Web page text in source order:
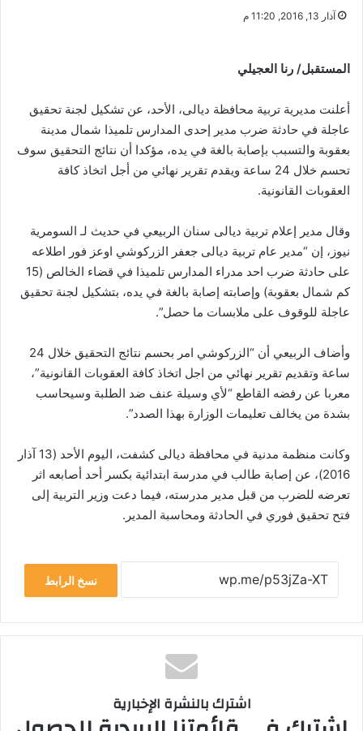
آذار 13, 2016, 11:20 م
المستقبل/ رنا العجيلي
أعلنت مديرية تربية محافظة ديالى، الأحد، عن تشكيل لجنة تحقيق
عاجلة في حادثة ضرب مدير إحدى المدارس تلميذا شمال مدينة
بعقوبة والتسبب بإصابة بالغة في يده، مؤكدا أن نتائج التحقيق سوف
تحسم خلال 24 ساعة ويقدم تقرير نهائي من أجل اتخاذ كافة
العقوبات القانونية.
وقال مدير إعلام تربية ديالى سنان الربيعي في حديث لـ السومرية
نيوز، إن “مدير عام تربية ديالى جعفر الزركوشي اوعز فور اطلاعه
على حادثة ضرب احد مدراء المدارس تلميذا في قضاء الخالص (15
كم شمال بعقوبة) وإصابته إصابة بالغة في يده، بتشكيل لجنة تحقيق
عاجلة للوقوف على ملابسات ما حصل”.
وأضاف الربيعي أن “الزركوشي امر بحسم نتائج التحقيق خلال 24
ساعة وتقديم تقرير نهائي من اجل اتخاذ كافة العقوبات القانونية”،
معربا عن رفضه القاطع “لأي وسيلة عنف ضد الطلبة وسيحاسب
بشدة من يخالف تعليمات الوزارة بهذا الصدد”.
وكانت منظمة مدنية في محافظة ديالى كشفت، اليوم الأحد (13 آذار
2016)، عن إصابة طالب في مدرسة ابتدائية بكسر أحد أصابعه اثر
تعرضه للضرب من قبل مدير مدرسته، فيما دعت وزير التربية إلى
فتح تحقيق فوري في الحادثة ومحاسبة المدير.
نسخ الرابط
اشترك بالنشرة الإخبارية